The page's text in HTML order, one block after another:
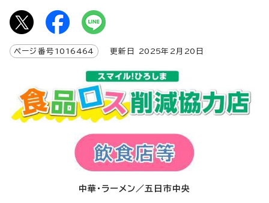
ページ番号 1016464 更新日 2025年2月 20 日
中華・ラーメン／五日市中央